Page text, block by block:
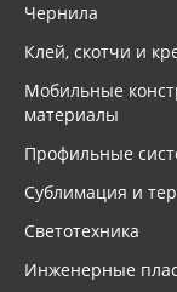
Чернила
Клей, скотчи и
Мобильные
материалы
Профильные
Сублимация и
Светотехника
Инженерные